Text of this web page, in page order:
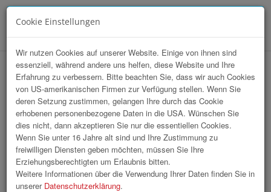
StartUp Sport / Sommerfest 2026
Cookie Einstellungen
Wir nutzen Cookies auf unserer Website. Einige von ihnen sind
essenziell, während andere uns helfen, diese Website und Ihre
Erfahrung zu verbessern. Bitte beachten Sie, dass wir auch Cookies
von US-amerikanischen Firmen zur Verfügung stellen. Wenn Sie
deren Setzung zustimmen, gelangen Ihre durch das Cookie
erhobenen personenbezogene Daten in die USA. Wünschen Sie
dies nicht, dann akzeptieren Sie nur die essentiellen Cookies.
Wenn Sie unter 16 Jahre alt sind und Ihre Zustimmung zu
freiwilligen Diensten geben möchten, müssen Sie Ihre
Erziehungsberechtigten um Erlaubnis bitten.
Weitere Informationen über die Verwendung Ihrer Daten finden Sie in
unserer Datenschutzerklärung.